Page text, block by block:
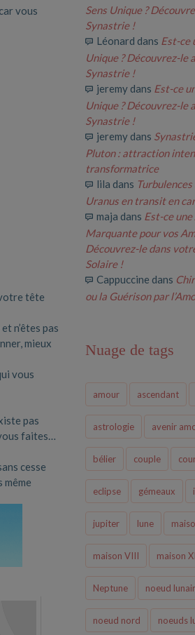
vous
tête
n’êtes pas
mieux
vous
pas
faites…
cesse
Sens Unique ?
Synastrie !
Léonard dans Est-ce
Unique ? Découvrez-le
Synastrie !
jeremydans Est-ce
Unique ? Découvrez-le
Synastrie !
jeremydans
Pluton : attraction
transformatrice
lila dans
Uranus en transit en
maja dans Est-ce une
Marquante pour vos
Découvrez-le dans
Solaire !
Cappuccine dans
ou la Guérison par
Nuage de tags
amour ascendant
astrologie avenir
bélier couple
eclipse gémeaux
jupiter lune
maison VIII maison
Neptune noeud
noeud nord noeuds